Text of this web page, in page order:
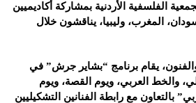
الفلسفية الأردنية بمشاركة أكاديميين
المغرب، وليبيا، يناقشون خلال
يقام برنامج “بشاير جرش” في
والخط العربي، ويوم القصة، ويوم
بالتعاون مع رابطة الفنانين التشكيليين